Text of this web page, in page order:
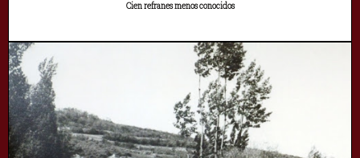
Cien refranes menos conocidos